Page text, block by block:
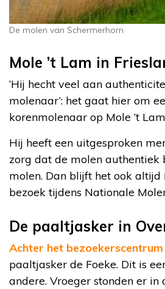
De molen van Schermerhorn
Mole ’t Lam in
‘Hij hecht veel aan
molenaar’: het gaat hier om
korenmolenaar op Mole ’t
Hij heeft een uitgesproken
zorg dat de molen
molen. Dan blijft het ook altijd
bezoek tijdens Nationale
De paaltjasker in
Achter het
paaltjasker de Foeke. Dit is
andere. Vroeger stonden er